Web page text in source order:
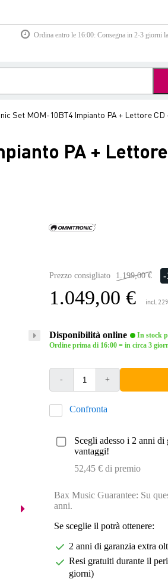
Ordina entro le 16:00: Consegna in 2-3 giorni
Set MOM-10BT4 Impianto PA + Lettore CD
PA + Lettore
Prezzo consigliato 1.199,00 € -
1.049,00 € incl.
Disponibilità online
In stock
Ordine prima di 16:00 = in circa 3
- +
Confronta
Scegli adesso i 2 anni
vantaggi!
52,45 € di premio
Bax Music Guarantee: Su
anni.
Se sceglie il potrà ottenere:
2 anni di garanzia extra
Resi gratuiti durante il
giorni)